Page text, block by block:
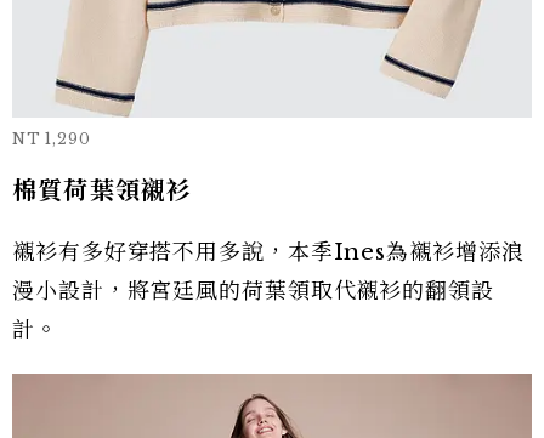
NT 1,290
棉質荷葉領襯衫
襯衫有多好穿搭不用多說，本季Ines為襯衫增添浪
漫小設計，將宮廷風的荷葉領取代襯衫的翻領設
計。